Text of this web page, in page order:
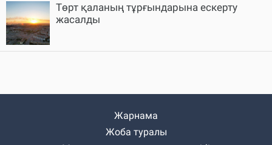
Төрт қаланың тұрғындарына ескерту
жасалды
Жарнама
Жоба туралы